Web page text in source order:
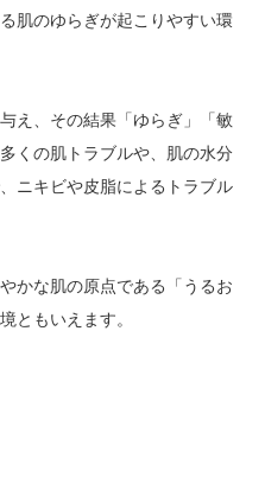
肌のゆらぎが起こりやすい環
え、その結果「ゆらぎ」「敏
くの肌トラブルや、肌の水分
ニキビや皮脂によるトラブル
かな肌の原点である「うるお
ともいえます。